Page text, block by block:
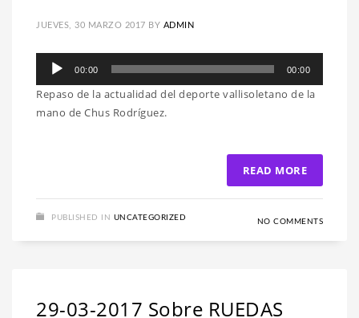
JUEVES, 30 MARZO 2017 BY ADMIN
Reproductor
audio
00:00 00:00
Repaso de la actualidad del deporte vallisoletano de la
mano de Chus Rodríguez.
READ MORE
PUBLISHED IN UNCATEGORIZED NO COMMENTS
29-03-2017 Sobre RUEDAS